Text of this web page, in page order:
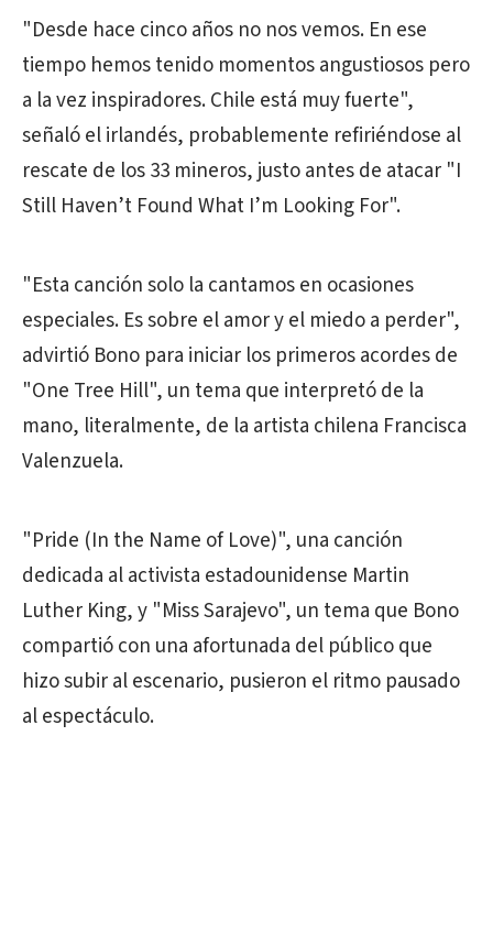
"Desde hace cinco años no nos vemos. En ese
tiempo hemos tenido momentos angustiosos pero
a la vez inspiradores. Chile está muy fuerte",
señaló el irlandés, probablemente refiriéndose al
rescate de los 33 mineros, justo antes de atacar "I
Still Haven’t Found What I’m Looking For".
"Esta canción solo la cantamos en ocasiones
especiales. Es sobre el amor y el miedo a perder",
advirtió Bono para iniciar los primeros acordes de
"One Tree Hill", un tema que interpretó de la
mano, literalmente, de la artista chilena Francisca
Valenzuela.
"Pride (In the Name of Love)", una canción
dedicada al activista estadounidense Martin
Luther King, y "Miss Sarajevo", un tema que Bono
compartió con una afortunada del público que
hizo subir al escenario, pusieron el ritmo pausado
al espectáculo.